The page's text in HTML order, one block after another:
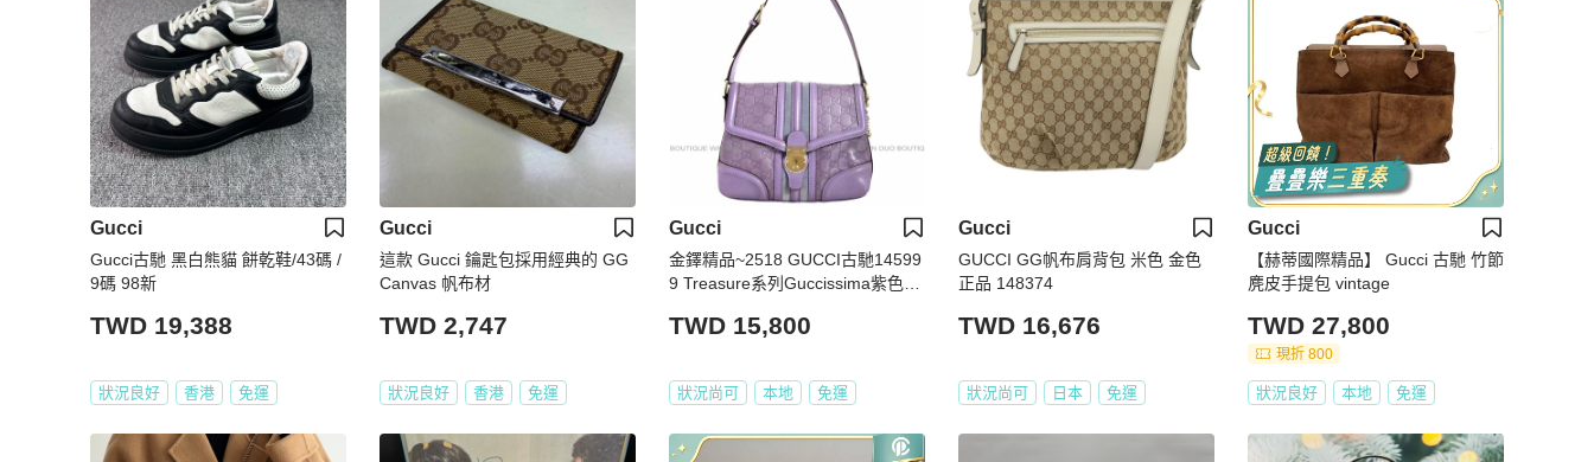
Gucci
Gucci古馳 黑白熊貓 餅乾鞋/43碼 /
9碼 98新
TWD 19,388
狀況良好 香港 免運
Gucci
這款 Gucci 鑰匙包採用經典的 GG
Canvas 帆布材
TWD 2,747
狀況良好 香港 免運
Gucci
金鐸精品~2518 GUCCI古馳14599
9 Treasure系列Guccissima紫色小
TWD 15,800
狀況尚可 本地 免運
Gucci
GUCCI GG帆布肩背包 米色 金色
正品 148374
TWD 16,676
狀況尚可 日本 免運
Gucci
【赫蒂國際精品】 Gucci 古馳 竹節
麂皮手提包 vintage
TWD 27,800
現折 800
狀況良好 本地 免運